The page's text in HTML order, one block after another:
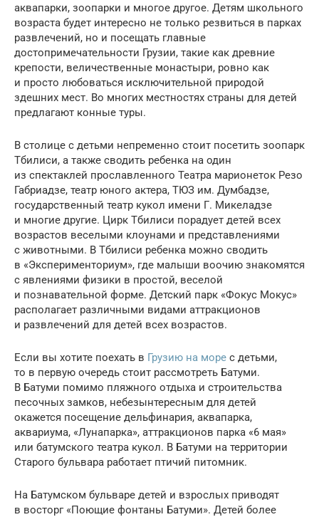
аквапарки, зоопарки и многое другое. Детям школьного
возраста будет интересно не только резвиться в парках
развлечений, но и посещать главные
достопримечательности Грузии, такие как древние
крепости, величественные монастыри, ровно как
и просто любоваться исключительной природой
здешних мест. Во многих местностях страны для детей
предлагают конные туры.
В столице с детьми непременно стоит посетить зоопарк
Тбилиси, а также сводить ребенка на один
из спектаклей прославленного Театра марионеток Резо
Габриадзе, театр юного актера, ТЮЗ им. Думбадзе,
государственный театр кукол имени Г. Микеладзе
и многие другие. Цирк Тбилиси порадует детей всех
возрастов веселыми клоунами и представлениями
с животными. В Тбилиси ребенка можно сводить
в «Эксперименториум», где малыши воочию знакомятся
с явлениями физики в простой, веселой
и познавательной форме. Детский парк «Фокус Мокус»
располагает различными видами аттракционов
и развлечений для детей всех возрастов.
Если вы хотите поехать в Грузию на море с детьми,
то в первую очередь стоит рассмотреть Батуми.
В Батуми помимо пляжного отдыха и строительства
песочных замков, небезынтересным для детей
окажется посещение дельфинария, аквапарка,
аквариума, «Лунапарка», аттракционов парка «6 мая»
или батумского театра кукол. В Батуми на территории
Старого бульвара работает птичий питомник.
На Батумском бульваре детей и взрослых приводят
в восторг «Поющие фонтаны Батуми». Детей более